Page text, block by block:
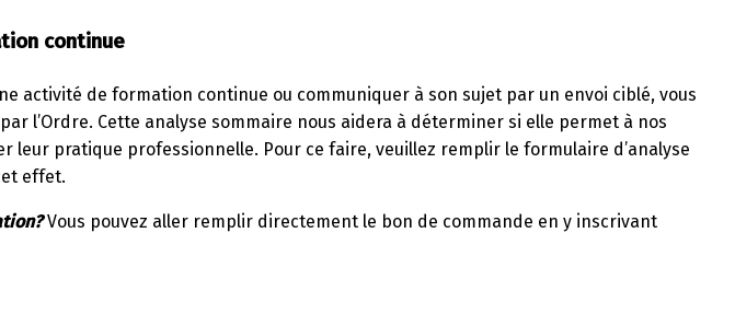
continue
activité de formation continue ou communiquer à son sujet par un envoi ciblé, vous
l’Ordre. Cette analyse sommaire nous aidera à déterminer si elle permet à nos
leur pratique professionnelle. Pour ce faire, veuillez remplir le formulaire d’analyse
effet.
Vous pouvez aller remplir directement le bon de commande en y inscrivant